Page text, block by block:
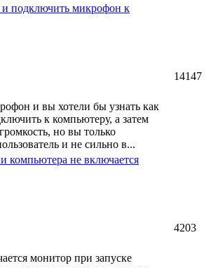
и подключить микрофон к
и вы хотели бы узнать как
к компьютеру, а затем
но вы только
и не сильно в...
14147
компьютера не включается
монитор при запуске
4203